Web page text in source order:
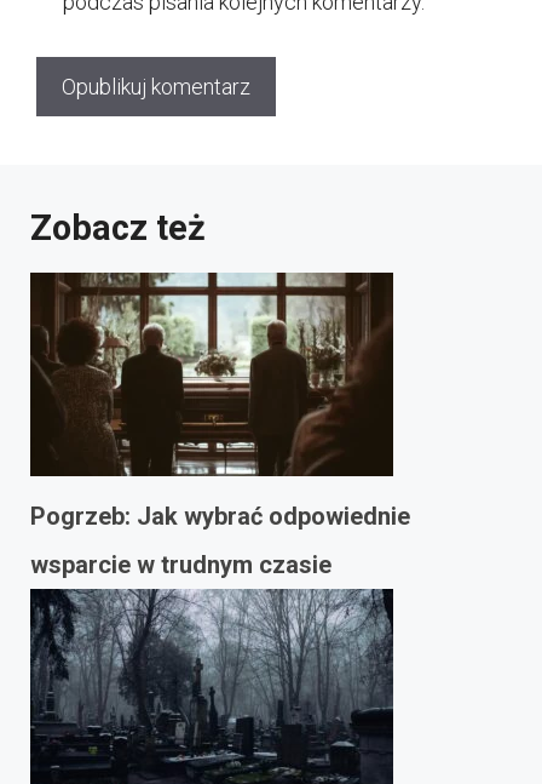
Zobacz też
Pogrzeb: Jak wybrać odpowiednie
wsparcie w trudnym czasie